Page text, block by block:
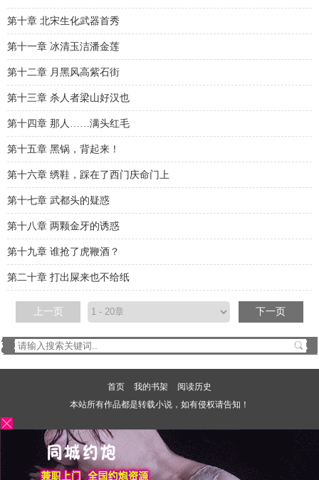
第十章 北宋生化武器首秀
第十一章 冰清玉洁潘金莲
第十二章 月黑风高紫石街
第十三章 杀人者梁山好汉也
第十四章 那人……满头红毛
第十五章 黑锅，背起来！
第十六章 绣鞋，踩在了西门庆命门上
第十七章 武都头的疑惑
第十八章 两颗金牙的诱惑
第十九章 谁抢了虎鞭酒？
第二十章 打出屎来也不给纸
上一页 下一页
首页 我的书架
阅读历史
本站所有作品都是转载小说，如有侵权请告知！